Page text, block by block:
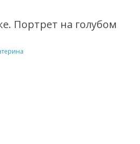
Портрет на голубом